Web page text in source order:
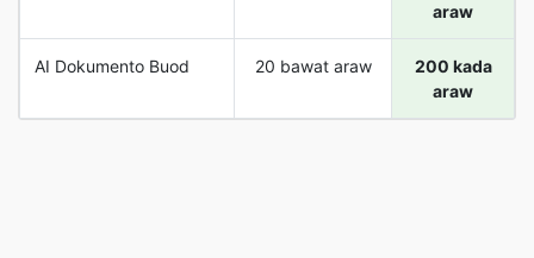
araw
AI Dokumento Buod 20 bawat araw
200 kada
araw